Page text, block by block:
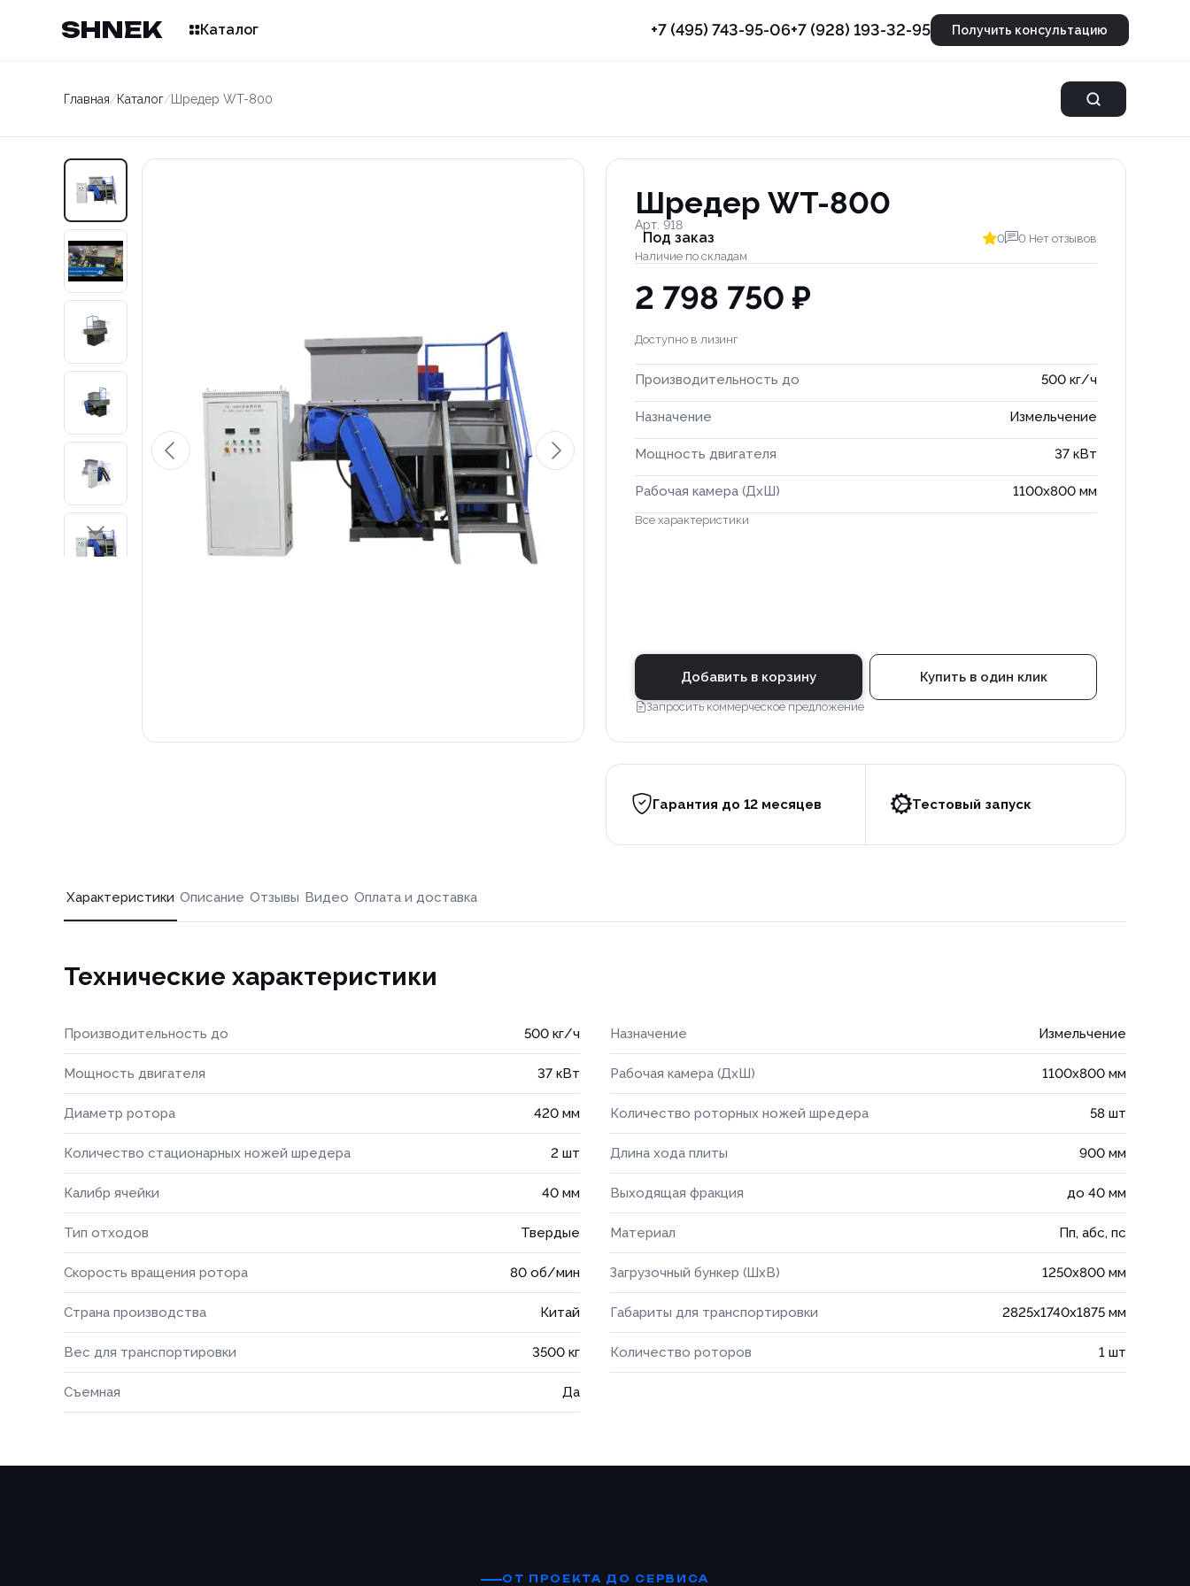
SHNEK Каталог +7 (495) 743-95-06+7 (928) 193-32-95 Получить консультацию
Главная/Каталог/ Шредер WT-800
Шредер WT-800
Арт. 918
Под заказ
Наличие по складам
0 0 Нет отзывов
2 798 750 ₽
Доступно в лизинг
Производительность до 500 кг/ч
Назначение Измельчение
Мощность двигателя 37 кВт
Рабочая камера (ДхШ) 1100x800 мм
Все характеристики
Добавить в корзину Купить в один клик
Запросить коммерческое предложение
Гарантия до 12 месяцев Тестовый запуск
Характеристики Описание Отзывы Видео Оплата и доставка
Технические характеристики
Производительность до 500 кг/ч Назначение Измельчение
Мощность двигателя 37 кВт Рабочая камера (ДхШ) 1100x800 мм
Диаметр ротора 420 мм Количество роторных ножей шредера 58 шт
Количество стационарных ножей шредера 2 шт Длина хода плиты 900 мм
Калибр ячейки 40 мм Выходящая фракция до 40 мм
Тип отходов Твердые Материал Пп, абс, пс
Скорость вращения ротора 80 об/мин Загрузочный бункер (ШхВ) 1250x800 мм
Страна производства Китай Габариты для транспортировки 2825x1740x1875 мм
Вес для транспортировки 3500 кг Количество роторов 1 шт
Съемная Да
ОТ ПРОЕКТА ДО СЕРВИСА